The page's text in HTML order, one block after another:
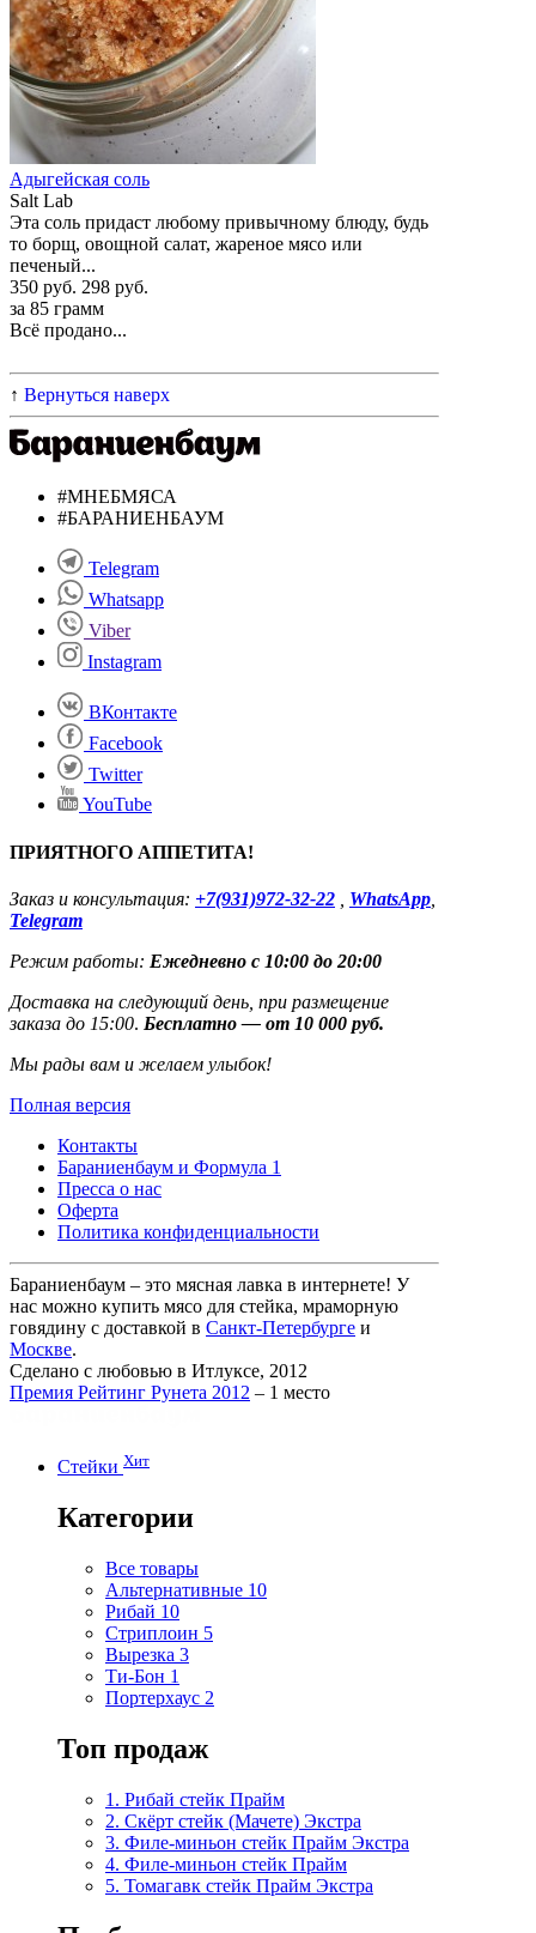
Адыгейская соль
Salt Lab
Эта соль придаст любому привычному блюду, будь
то борщ, овощной салат, жареное мясо или
печеный...
350 руб. 298 руб.
за 85 грамм
Всё продано...
↑ Вернуться наверх
#МНЕБМЯСА
#БАРАНИЕНБАУМ
Telegram
Whatsapp
Viber
Instagram
ВКонтакте
Facebook
Twitter
YouTube
ПРИЯТНОГО АППЕТИТА!
Заказ и консультация: +7(931)972-32-22 WhatsApp
Telegram
Режим работы: Ежедневно с 10:00 до 20:00
Доставка на следующий день, при размещение
заказа до 15:00. Бесплатно — от 10 000 руб.
Мы рады вам и желаем улыбок!
Полная версия
Контакты
Бараниенбаум и Формула 1
Пресса о нас
Оферта
Политика конфиденциальности
Бараниенбаум – это мясная лавка в интернете! У
нас можно купить мясо для стейка, мраморную
говядину с доставкой в Санкт-Петербурге и
Москве.
Сделано с любовью в Итлуксе, 2012
Премия Рейтинг Рунета 2012 – 1 место
Стейки Хит
Категории
Все товары
Альтернативные 10
Рибай 10
Стриплоин 5
Вырезка 3
Ти-Бон 1
Портерхаус 2
Топ продаж
1. Рибай cтейк Прайм
2. Скёрт стейк (Мачете) Экстра
3. Филе-миньон стейк Прайм Экстра
4. Филе-миньон стейк Прайм
5. Томагавк стейк Прайм Экстра